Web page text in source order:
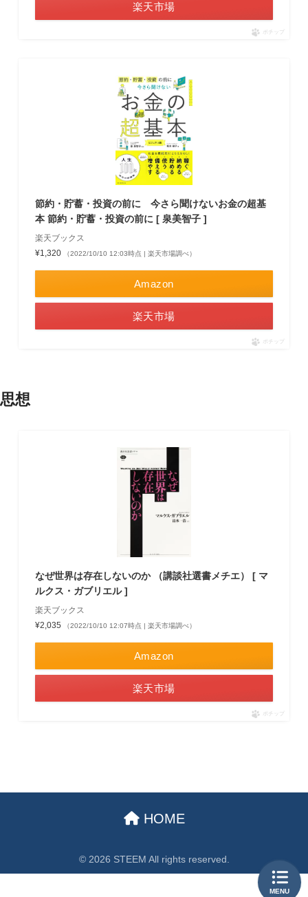
楽天市場
ポチップ
節約・貯蓄・投資の前に 今さら聞けないお金の超基
本 節約・貯蓄・投資の前に [ 泉美智子 ]
楽天ブックス
¥1,320
（2022/10/10 12:03時点 | 楽天市場調べ）
Amazon
楽天市場
ポチップ
思想
なぜ世界は存在しないのか （講談社選書メチエ） [ マ
ルクス・ガブリエル ]
楽天ブックス
¥2,035
（2022/10/10 12:07時点 | 楽天市場調べ）
Amazon
楽天市場
ポチップ
HOME
© 2026 STEEM All rights reserved.
MENU